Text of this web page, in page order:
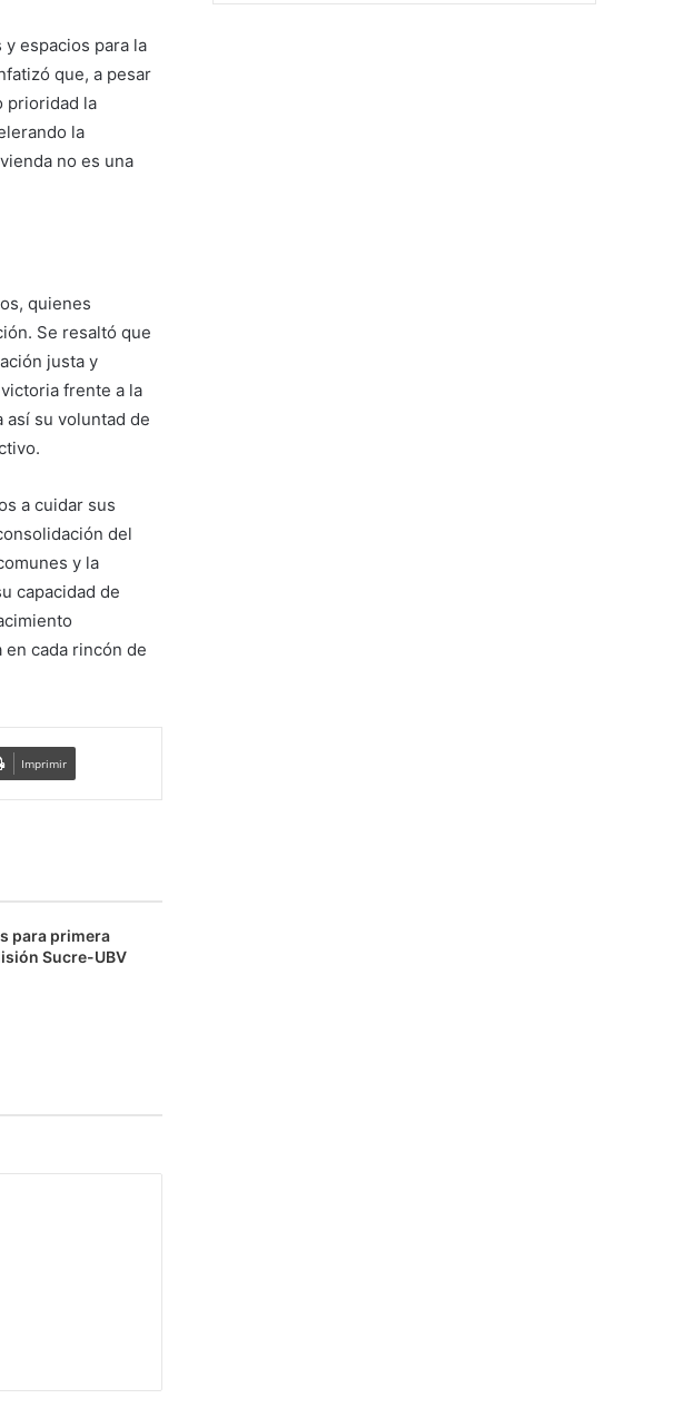
espacios para la
que, a pesar
prioridad la
la
no es una
quienes
Se resaltó que
justa y
frente a la
así su voluntad de
a cuidar sus
del
y la
capacidad de
cada rincón de
Imprimir
para primera
Sucre-UBV